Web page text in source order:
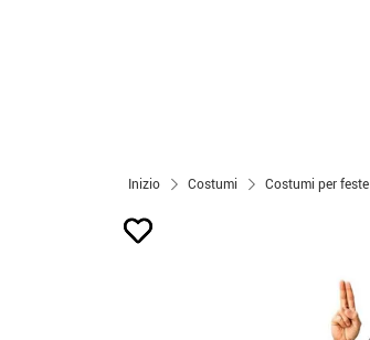
Inizio Costumi Costumi per feste